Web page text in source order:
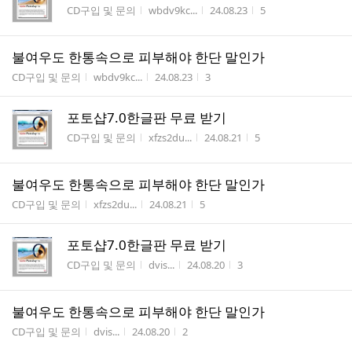
게시판명
CD구입 및 문의 작성자
wbdv9kc... 작성시간
24.08.23 조회수
5
불여우도 한통속으로 피부해야 한단 말인가
게시판명
CD구입 및 문의 작성자
wbdv9kc... 작성시간
24.08.23 조회수
3
포토샵7.0한글판 무료 받기
게시판명
CD구입 및 문의 작성자
xfzs2du... 작성시간
24.08.21 조회수
5
불여우도 한통속으로 피부해야 한단 말인가
게시판명
CD구입 및 문의 작성자
xfzs2du... 작성시간
24.08.21 조회수
5
포토샵7.0한글판 무료 받기
게시판명
CD구입 및 문의 작성자
dvis... 작성시간
24.08.20 조회수
3
불여우도 한통속으로 피부해야 한단 말인가
게시판명
CD구입 및 문의 작성자
dvis... 작성시간
24.08.20 조회수
2